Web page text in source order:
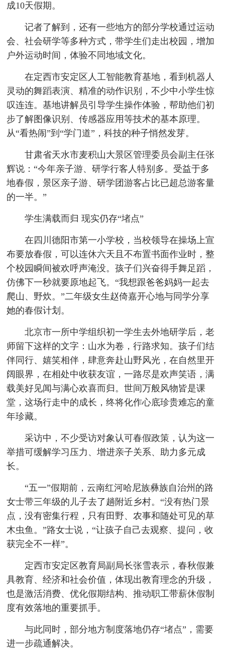
成10天假期。
记者了解到，还有一些地方的部分学校通过运动
会、社会研学等多种方式，带学生们走出校园，增加
户外运动时间，体验不同地域文化。
在定西市安定区人工智能教育基地，看到机器人
灵动的舞蹈表演、精准的动作识别，不少中小学生惊
叹连连。基地讲解员引导学生操作体验，帮助他们初
步了解图像识别、传感器应用等技术的基本原理。
从“看热闹”到“学门道”，科技的种子悄然发芽。
甘肃省天水市麦积山大景区管理委员会副主任张
辉说：“今年亲子游、研学行客人特别多。受益于多
地春假，景区亲子游、研学团游客占比已超总游客量
的一半。”
学生满载而归 现实仍存“堵点”
在四川德阳市第一小学校，当校领导在操场上宣
布要放春假，可以连休六天且不布置书面作业时，整
个校园瞬间被欢呼声淹没。孩子们兴奋得手舞足蹈，
仿佛下一秒就要原地起飞。“我想跟爸爸妈妈一起去
爬山、野炊。”二年级女生赵倚嘉开心地与同学分享
她的春假计划。
北京市一所中学组织初一学生去外地研学后，老
师留下这样的文字：山水为卷，行路求知。孩子们结
伴同行、嬉笑相伴，肆意奔赴山野风光，在自然里开
阔眼界，在相处中收获友谊，一路尽是欢声笑语，满
载美好见闻与满心欢喜而归。世间万般风物皆是课
堂，这场行走中的成长，终将化作心底珍贵难忘的童
年珍藏。
采访中，不少受访对象认可春假政策，认为这一
举措可缓解学习压力、增进亲子关系、助力多元成
长。
“五一”假期前，云南红河哈尼族彝族自治州的路
女士带三年级的儿子去了趟附近乡村。“没有热门景
点，没有密集行程，只有田野、农事和随处可见的草
木虫鱼。”路女士说，“让孩子自己去观察、提问，收
获完全不一样”。
定西市安定区教育局副局长张雪表示，春秋假兼
具教育、经济和社会价值，体现出教育理念的升级，
也是激活消费、优化假期结构、推动职工带薪休假制
度有效落地的重要抓手。
与此同时，部分地方制度落地仍存“堵点”，需要
进一步疏通解决。